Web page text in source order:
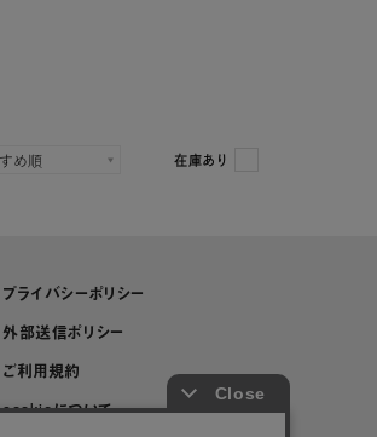
在庫あり
プライバシーポリシー
外部送信ポリシー
ご利用規約
cookieについて